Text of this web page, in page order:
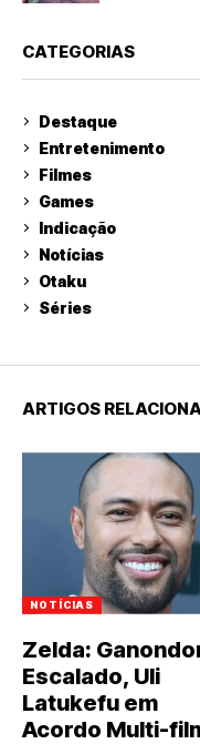
CATEGORIAS
Destaque
Entretenimento
Filmes
Games
Indicação
Notícias
Otaku
Séries
ARTIGOS
NOTÍCIAS
Zelda:
Escalado, Uli
Latukefu em
Acordo Multi-